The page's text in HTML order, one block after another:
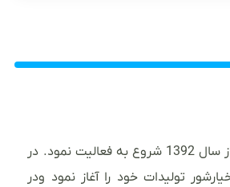
صنایع غذایی دادنام از سال 1392 شروع به فعالیت نمود. در
تولیدات خود را آغاز نمود ودر